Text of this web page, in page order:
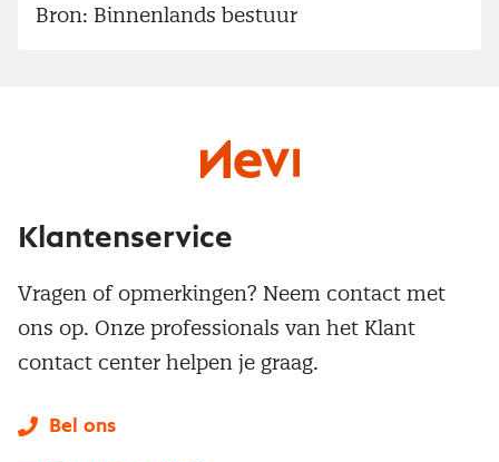
Bron: Binnenlands bestuur
Klantenservice
Vragen of opmerkingen? Neem contact met
ons op. Onze professionals van het Klant
contact center helpen je graag.
Bel ons